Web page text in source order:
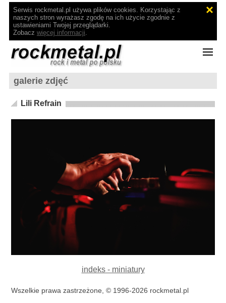
Serwis rockmetal.pl używa plików cookies. Korzystając z
naszych stron wyrażasz zgodę na ich użycie zgodnie z
ustawieniami Twojej przeglądarki.
Zobacz więcej informacji.
galerie zdjęć
Lili Refrain
indeks - miniatury
Wszelkie prawa zastrzeżone, © 1996-2026 rockmetal.pl